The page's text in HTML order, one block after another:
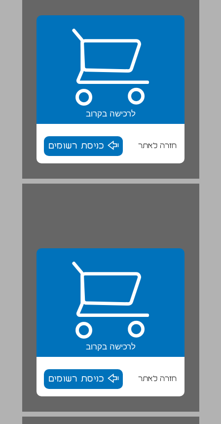
לרכישה בקרוב
חזרה לאתר כניסת רשומים
עֵץ הָאָלֶפְבֵּית | לֵיאוֹ לֵיאוֹנִי ... 26
לרכישה בקרוב
חזרה לאתר כניסת רשומים